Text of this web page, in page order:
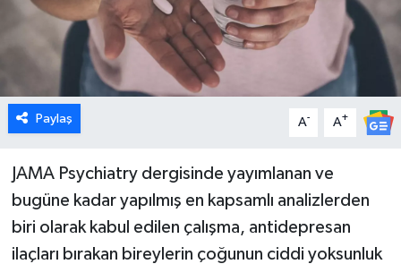
Paylaş A- A+
JAMA Psychiatry dergisinde yayımlanan ve
bugüne kadar yapılmış en kapsamlı analizlerden
biri olarak kabul edilen çalışma, antidepresan
ilaçları bırakan bireylerin çoğunun ciddi yoksunluk
Foto Galeri
Gediz
Genel
Hisarcık
İlçeler